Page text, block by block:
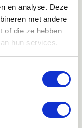
en analyse. Deze
met andere
of die ze hebben
hun services.
uur
onze klantenservice